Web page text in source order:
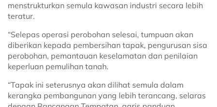
menstrukturkan semula kawasan industri secara lebih
teratur.
“Selepas operasi perobohan selesai, tumpuan akan
diberikan kepada pembersihan tapak, pengurusan sisa
perobohan, pemantauan keselamatan dan penilaian
keperluan pemulihan tanah.
“Tapak ini seterusnya akan dilihat semula dalam
kerangka pembangunan yang lebih terancang, selaras